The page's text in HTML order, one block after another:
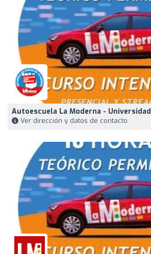
Autoescuela La Moderna - Universidad
Ver dirección y datos de contacto